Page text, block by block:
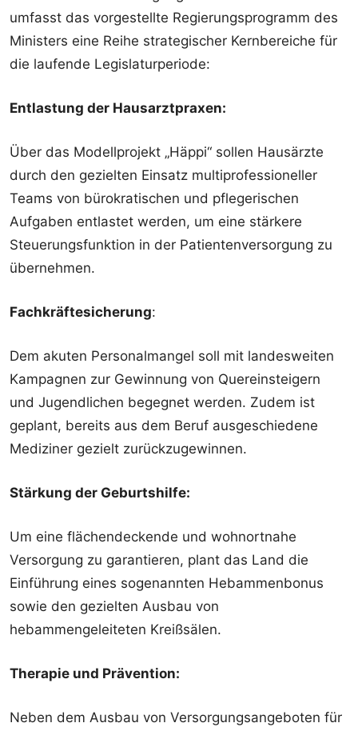
umfasst das vorgestellte Regierungsprogramm des
Ministers eine Reihe strategischer Kernbereiche für
die laufende Legislaturperiode:
Entlastung der Hausarztpraxen:
Über das Modellprojekt „Häppi“ sollen Hausärzte
durch den gezielten Einsatz multiprofessioneller
Teams von bürokratischen und pflegerischen
Aufgaben entlastet werden, um eine stärkere
Steuerungsfunktion in der Patientenversorgung zu
übernehmen.
Fachkräftesicherung:
Dem akuten Personalmangel soll mit landesweiten
Kampagnen zur Gewinnung von Quereinsteigern
und Jugendlichen begegnet werden. Zudem ist
geplant, bereits aus dem Beruf ausgeschiedene
Mediziner gezielt zurückzugewinnen.
Stärkung der Geburtshilfe:
Um eine flächendeckende und wohnortnahe
Versorgung zu garantieren, plant das Land die
Einführung eines sogenannten Hebammenbonus
sowie den gezielten Ausbau von
hebammengeleiteten Kreißsälen.
Therapie und Prävention:
Neben dem Ausbau von Versorgungsangeboten für